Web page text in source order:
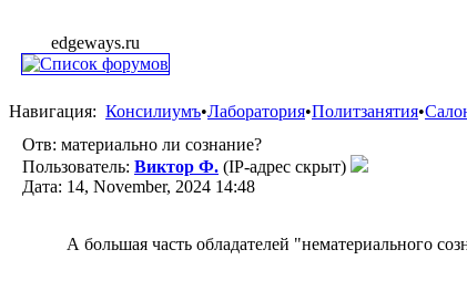
edgeways.ru
Навигация: Консилиумъ•Лаборатория•Политзанятия•
Отв: материально ли сознание?
Пользователь: Виктор Ф. (IP-адрес скрыт)
Дата: 14, November, 2024 14:48
А большая часть обладателей "нематериального